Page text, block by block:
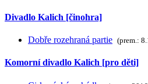
Divadlo Kalich [činohra]
Dobře rozehraná partie (prem.:
Komorní divadlo Kalich [pro děti]